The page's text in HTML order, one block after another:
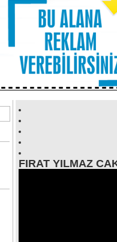
FIRAT YILMAZ